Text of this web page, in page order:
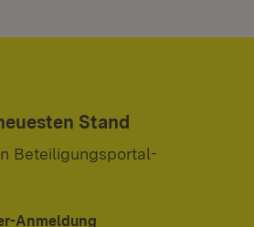
Stand
Beteiligungsportal-
Anmeldung